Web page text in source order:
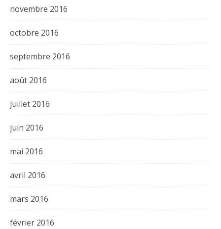
novembre 2016
octobre 2016
septembre 2016
août 2016
juillet 2016
juin 2016
mai 2016
avril 2016
mars 2016
février 2016